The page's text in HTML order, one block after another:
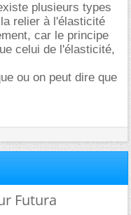
plusieurs types
relier à l'élasticité
car le principe
celui de l'élasticité,
ou on peut dire que
Futura